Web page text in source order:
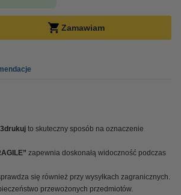
Zamawiam
to skuteczny sposób na oznaczenie
zapewnia doskonałą widoczność podczas
się również przy wysyłkach zagranicznych.
przewożonych przedmiotów.